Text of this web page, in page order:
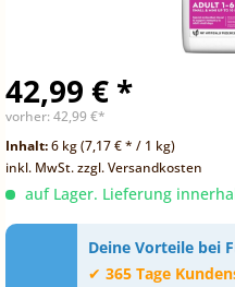
42,99 € *
vorher: 42,99 €*
Inhalt:6 kg (7,17 € * / 1 kg)
inkl. MwSt.zzgl. Versandkosten
auf Lager. Lieferung
Deine Vorteile bei
✔ 365 Tage